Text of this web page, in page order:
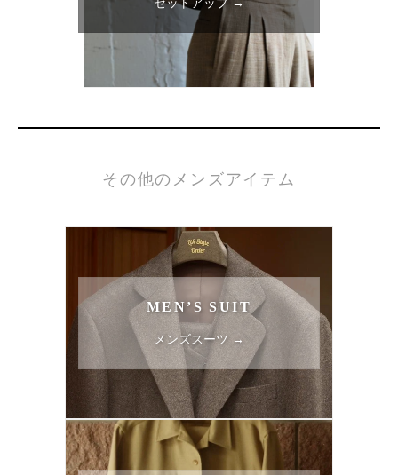
セットアップ →
その他のメンズアイテム
MEN’S SUIT
メンズスーツ →